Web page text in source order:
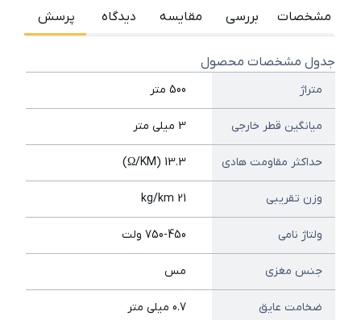
مشخصات بررسی مقایسه دیدگاه پرسش
جدول مشخصات محصول
متراژ 500 متر
میانگین قطر خارجی 3 میلی متر
حداکثر مقاومت هادی 13.3 (Ω/KM)
وزن تقریبی 21 kg/km
ولتاژ نامی 750-450 ولت
جنس مغزی مس
ضخامت عایق 0.7 میلی متر